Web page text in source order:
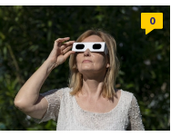
0